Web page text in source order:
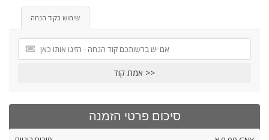
שימוש בקוד הנחה
אמת קוד >>
סיכום פרטי הזמנה